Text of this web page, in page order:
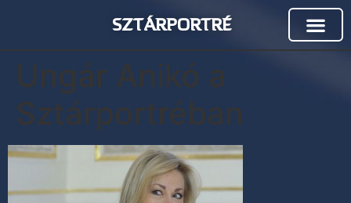
SZTÁRPORTRÉ
Ungár Anikó a
Sztárportréban